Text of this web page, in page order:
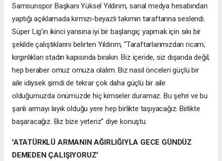
Samsunspor Başkanı Yüksel Yıldırım, sanal medya hesabından
yaptığı açıklamada kırmızı-beyazlı takımın taraftarına seslendi.
Süper Lig’in ikinci yarısına iyi bir başlangıç yapmak için sıkı bir
şekilde çalıştıklarını belirten Yıldırım, “Taraftarlarımızdan ricam;
kırgınlıkları stadın kapısında bırakın. Biz içeride, siz dışarıda değil;
hep beraber omuz omuza olalım. Biz nasıl önceleri güçlü bir
aile idiysek şimdi de tekrar çok daha güçlü bir aile
olduğumuzda önümüzde hiç kimseler duramaz. Bu şehri ve bu
şanlı armayı layık olduğu yere hep birlikte taşıyacağız. Birlikte
başaracağız. Biz bize yeteriz” diye konuştu.
'ATATÜRKLÜ ARMANIN AĞIRLIĞIYLA GECE GÜNDÜZ
DEMEDEN ÇALIŞIYORUZ'